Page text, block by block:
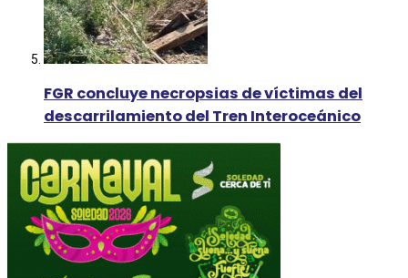
FGR concluye necropsias de víctimas del
descarrilamiento del Tren Interoceánico